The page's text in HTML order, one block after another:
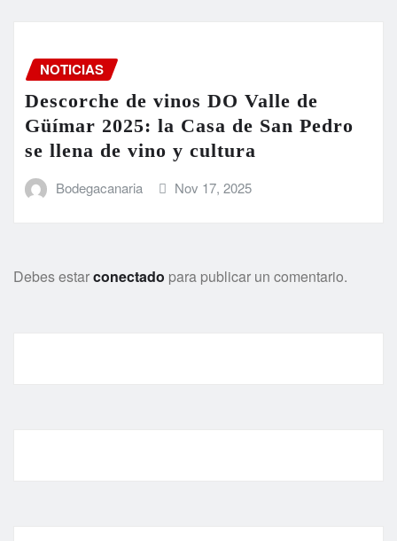
NOTICIAS
Descorche de vinos DO Valle de
Güímar 2025: la Casa de San Pedro
se llena de vino y cultura
Bodegacanaria Nov 17, 2025
Debes estarconectado para publicar un comentario.